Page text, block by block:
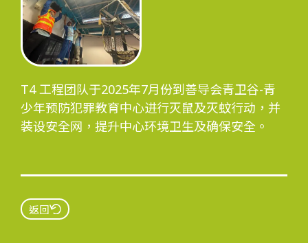
T4 工程团队于2025年7月份到善导会青卫谷-青
少年预防犯罪教育中心进行灭鼠及灭蚊行动，并
装设安全网，提升中心环境卫生及确保安全。
返回